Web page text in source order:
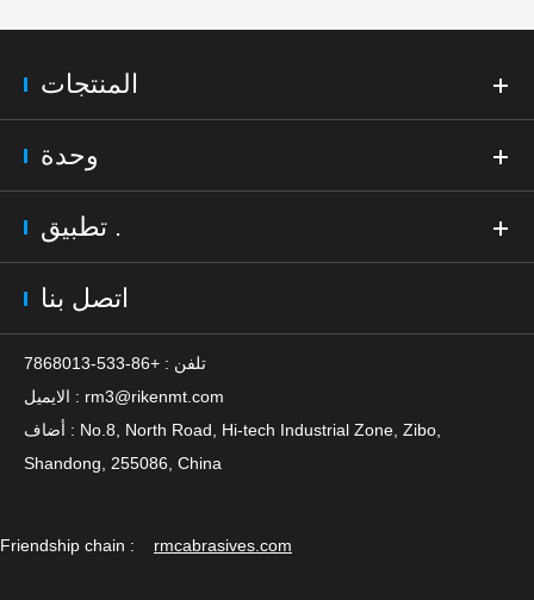
المنتجات
وحدة
تطبيق .
اتصل بنا
تلفن : +86-533-7868013
الايميل : rm3@rikenmt.com
أضاف : No.8, North Road, Hi-tech Industrial Zone, Zibo,
Shandong, 255086, China
Friendship chain : rmcabrasives.com